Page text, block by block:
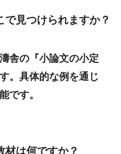
見つけられますか？
舎の『小論文の小定
。具体的な例を通じ
です。
材は何ですか？